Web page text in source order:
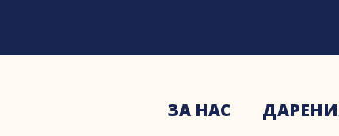
ЗА НАС